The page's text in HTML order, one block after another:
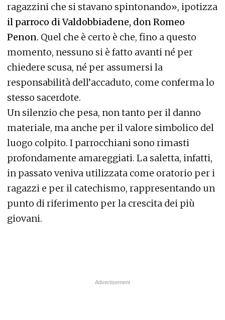
ragazzini che si stavano spintonando», ipotizza
il parroco di Valdobbiadene, don Romeo
Penon. Quel che è certo è che, fino a questo
momento, nessuno si è fatto avanti né per
chiedere scusa, né per assumersi la
responsabilità dell’accaduto, come conferma lo
stesso sacerdote.
Un silenzio che pesa, non tanto per il danno
materiale, ma anche per il valore simbolico del
luogo colpito. I parrocchiani sono rimasti
profondamente amareggiati. La saletta, infatti,
in passato veniva utilizzata come oratorio per i
ragazzi e per il catechismo, rappresentando un
punto di riferimento per la crescita dei più
giovani.